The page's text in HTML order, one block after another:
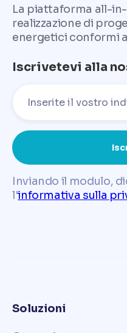
La piattaforma all-
realizzazione di
energetici conformi
Iscrivetevi alla
Inviando il modulo,
l'informativa sulla
Soluzioni